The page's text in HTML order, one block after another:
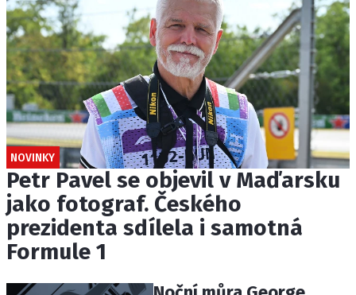
NOVINKY
Petr Pavel se objevil v Maďarsku
jako fotograf. Českého
prezidenta sdílela i samotná
Formule 1